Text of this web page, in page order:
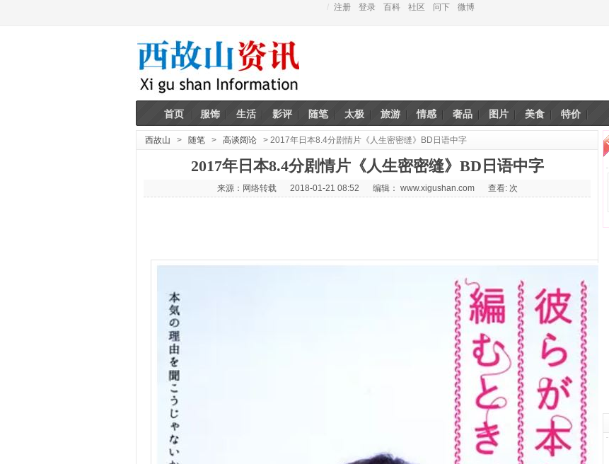
/ 注册 登录 百科 社区 问下 微博
首页 服饰 生活 影评 随笔 太极 旅游 情感 奢品 图片 美食 特价
西故山 > 随笔 > 高谈阔论 > 2017年日本8.4分剧情片《人生密密缝》BD日语中字
2017年日本8.4分剧情片《人生密密缝》BD日语中字
来源：网络转载 2018-01-21 08:52 编辑： www.xigushan.com 查看: 次